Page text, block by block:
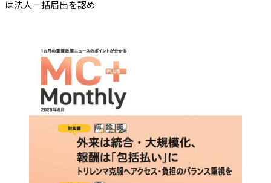
は法人一括届出を認め